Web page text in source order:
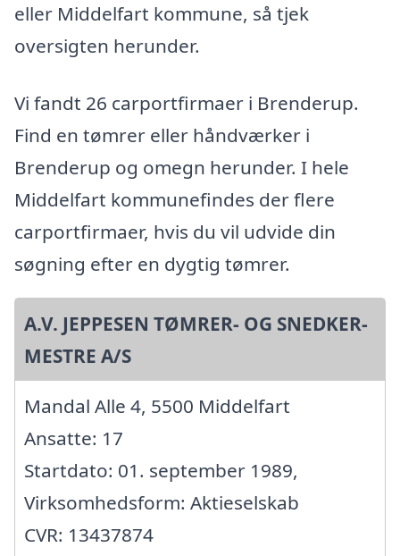
eller Middelfart kommune, så tjek
oversigten herunder.
Vi fandt 26 carportfirmaer i Brenderup.
Find en tømrer eller håndværker i
Brenderup og omegn herunder. I hele
Middelfart kommunefindes der flere
carportfirmaer, hvis du vil udvide din
søgning efter en dygtig tømrer.
A.V. JEPPESEN TØMRER- OG SNEDKER-
MESTRE A/S
Mandal Alle 4, 5500 Middelfart
Ansatte: 17
Startdato: 01. september 1989,
Virksomhedsform: Aktieselskab
CVR: 13437874